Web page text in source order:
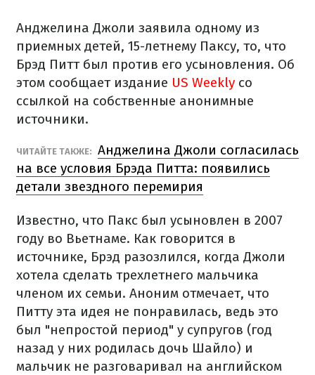
Анджелина Джоли заявила одному из
приемных детей, 15-летнему Паксу, то, что
Брэд Питт был против его усыновления. Об
этом сообщает издание US Weekly со
ссылкой на собственные анонимные
источники.
ЧИТАЙТЕ ТАКЖЕ: Анджелина Джоли согласилась
на все условия Брэда Питта: появились
детали звездного перемирия
Известно, что Пакс был усыновлен в 2007
году во Вьетнаме. Как говорится в
источнике, Брэд разозлился, когда Джоли
хотела сделать трехлетнего мальчика
членом их семьи. Аноним отмечает, что
Питту эта идея не понравилась, ведь это
был "непростой период" у супругов (год
назад у них родилась дочь Шайло) и
мальчик не разговаривал на английском